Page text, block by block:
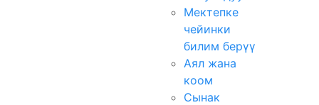
Мектепке
чейинки
билим берүү
Аял жана
коом
Сынак